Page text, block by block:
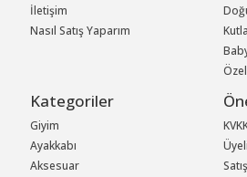
İletişim
Nasıl Satış Yaparım
Kategoriler
Giyim
Ayakkabı
Aksesuar